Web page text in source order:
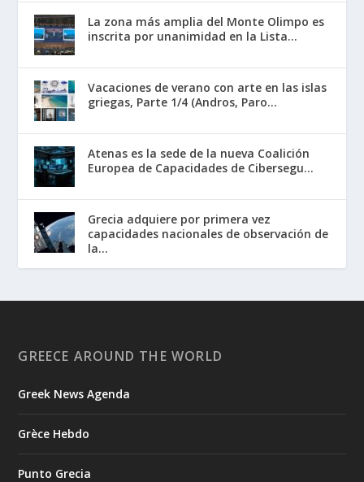
La zona más amplia del Monte Olimpo es
inscrita por unanimidad en la Lista...
Vacaciones de verano con arte en las islas
griegas, Parte 1/4 (Andros, Paro...
Atenas es la sede de la nueva Coalición
Europea de Capacidades de Cibersegu...
Grecia adquiere por primera vez
capacidades nacionales de observación de
la...
GREECE AROUND THE WORLD
Greek News Agenda
Grèce Hebdo
Punto Grecia